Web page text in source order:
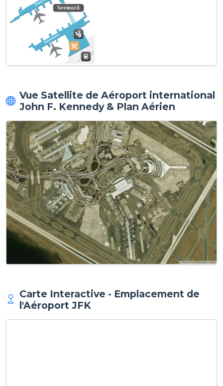
Vue Satellite de Aéroport international
John F. Kennedy & Plan Aérien
Carte Interactive - Emplacement de
l'Aéroport JFK